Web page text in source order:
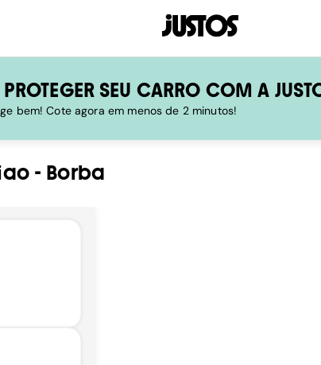
SEU CARRO COM A
bem! Cote agora em menos de 2 minutos!
- Borba